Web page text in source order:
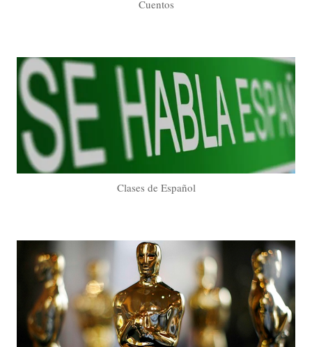
Cuentos
Clases de Español